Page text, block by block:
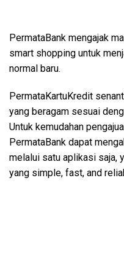
PermataBank mengajak
smart shopping untuk
normal baru.
PermataKartuKredit
yang beragam sesuai
Untuk kemudahan
PermataBank dapat
melalui satu aplikasi saja,
yang simple, fast, and